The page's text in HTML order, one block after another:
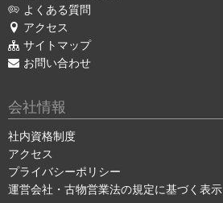
よくある質問
アクセス
サイトマップ
お問い合わせ
会社情報
社内資格制度
アクセス
プライバシーポリシー
運営会社・古物営業法の規定に基づく表示